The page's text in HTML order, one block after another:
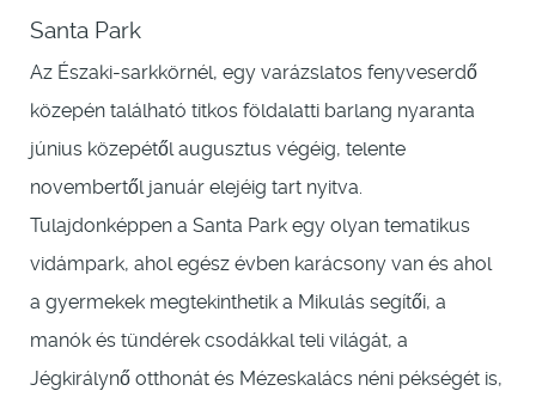
Santa Park
Az Északi-sarkkörnél, egy varázslatos fenyveserdő
közepén található titkos földalatti barlang nyaranta
június közepétől augusztus végéig, telente
novembertől január elejéig tart nyitva.
Tulajdonképpen a Santa Park egy olyan tematikus
vidámpark, ahol egész évben karácsony van és ahol
a gyermekek megtekinthetik a Mikulás segítői, a
manók és tündérek csodákkal teli világát, a
Jégkirálynő otthonát és Mézeskalács néni pékségét is,